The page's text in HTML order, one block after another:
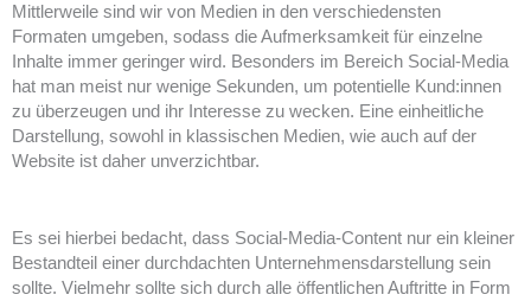
Mittlerweile sind wir von Medien in den verschiedensten
Formaten umgeben, sodass die Aufmerksamkeit für einzelne
Inhalte immer geringer wird. Besonders im Bereich Social-Media
hat man meist nur wenige Sekunden, um potentielle Kund:innen
zu überzeugen und ihr Interesse zu wecken. Eine einheitliche
Darstellung, sowohl in klassischen Medien, wie auch auf der
Website ist daher unverzichtbar.
Es sei hierbei bedacht, dass Social-Media-Content nur ein kleiner
Bestandteil einer durchdachten Unternehmensdarstellung sein
sollte. Vielmehr sollte sich durch alle öffentlichen Auftritte in Form